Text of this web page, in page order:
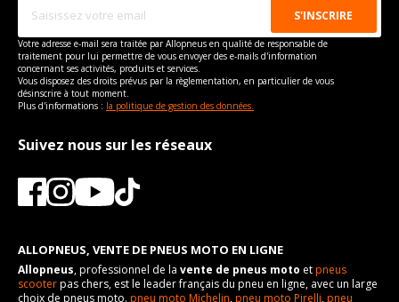
Votre adresse e-mail sera traitée par Allopneus en qualité de responsable de
traitement pour lui permettre de vous envoyer des e-mails d'information
concernant ses activités, produits et services.
Vous disposez des droits prévus par la règlementation, en particulier de vous
désinscrire à tout moment.
Plus d'informations : la politique de gestion des données.
Suivez nous sur les réseaux
ALLOPNEUS, VENTE DE PNEUS MOTO EN LIGNE
Allopneus, professionnel de la vente de pneus moto etpneus
scooterpas chers, est le leader français du pneu en ligne, avec un large
choix de pneus moto. pneu moto Michelin,pneu moto Pirelli,pneu